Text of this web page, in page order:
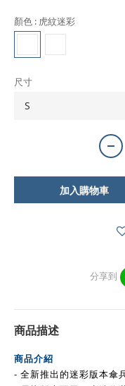
顏色 : 虎紋迷彩
尺寸
加入購物車
分享到
商品描述
商品介紹
- 全新推出的迷彩版本傘